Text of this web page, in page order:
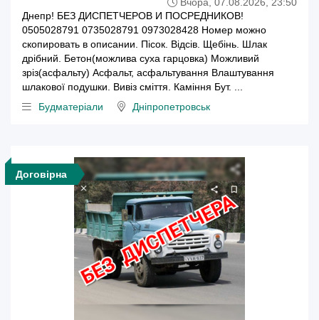
Днепр! БЕЗ ДИСПЕТЧЕРОВ И ПОСРЕДНИКОВ!
0505028791 0735028791 0973028428 Номер можно
скопировать в описании. Пісок. Відсів. Щебінь. Шлак
дрібний. Бетон(можлива суха гарцовка) Можливий
зріз(асфальту) Асфальт, асфальтування Влаштування
шлакової подушки. Вивіз сміття. Каміння Бут. ...
Будматеріали
Дніпропетровськ
Договірна